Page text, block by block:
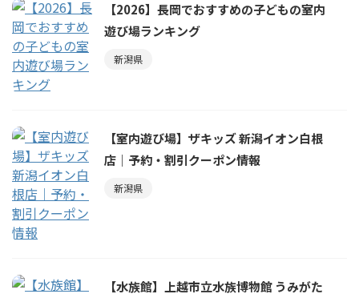
【2026】長岡でおすすめの子どもの室内
遊び場ランキング
新潟県
【室内遊び場】ザキッズ 新潟イオン白根
店｜予約・割引クーポン情報
新潟県
【水族館】上越市立水族博物館 うみがた